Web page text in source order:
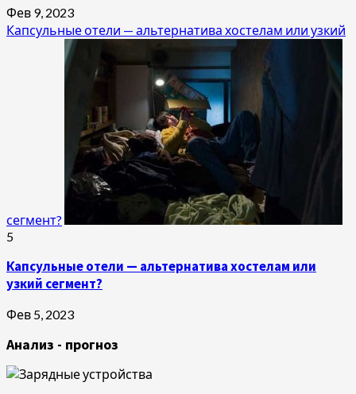
Фев 9, 2023
Капсульные отели — альтернатива хостелам или узкий
сегмент?
5
Капсульные отели — альтернатива хостелам или
узкий сегмент?
Фев 5, 2023
Анализ - прогноз